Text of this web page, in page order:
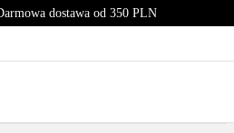
dostawa od 350 PLN